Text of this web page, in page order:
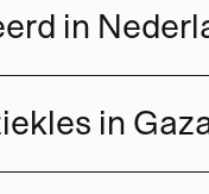
in